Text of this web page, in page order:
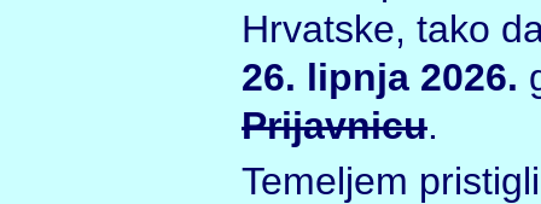
Hrvatske, tako
26. lipnja 2026.
Prijavnicu.
Temeljem